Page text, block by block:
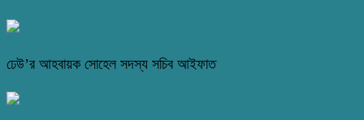
ঢেউ’র আহবায়ক সোহেল সদস্য সচিব আইফাত